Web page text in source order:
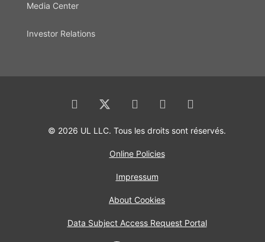
Media Center
Investor Relations
© 2026 UL LLC. Tous les droits sont réservés.
Online Policies
Impressum
About Cookies
Data Subject Access Request Portal